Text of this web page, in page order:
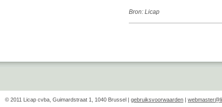
Bron: Licap
© 2011 Licap cvba, Guimardstraat 1, 1040 Brussel | gebruiksvoorwaarden |